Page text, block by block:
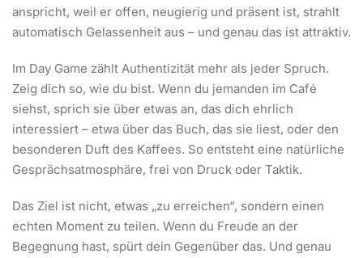
anspricht, weil er offen, neugierig und präsent ist, strahlt
automatisch Gelassenheit aus – und genau das ist attraktiv.
Im Day Game zählt Authentizität mehr als jeder Spruch.
Zeig dich so, wie du bist. Wenn du jemanden im Café
siehst, sprich sie über etwas an, das dich ehrlich
interessiert – etwa über das Buch, das sie liest, oder den
besonderen Duft des Kaffees. So entsteht eine natürliche
Gesprächsatmosphäre, frei von Druck oder Taktik.
Das Ziel ist nicht, etwas „zu erreichen“, sondern einen
echten Moment zu teilen. Wenn du Freude an der
Begegnung hast, spürt dein Gegenüber das. Und genau